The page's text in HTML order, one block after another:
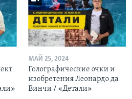
МАЙ 25, 2024
Голографические очки и
изобретения Леонардо да
Винчи / «Детали»